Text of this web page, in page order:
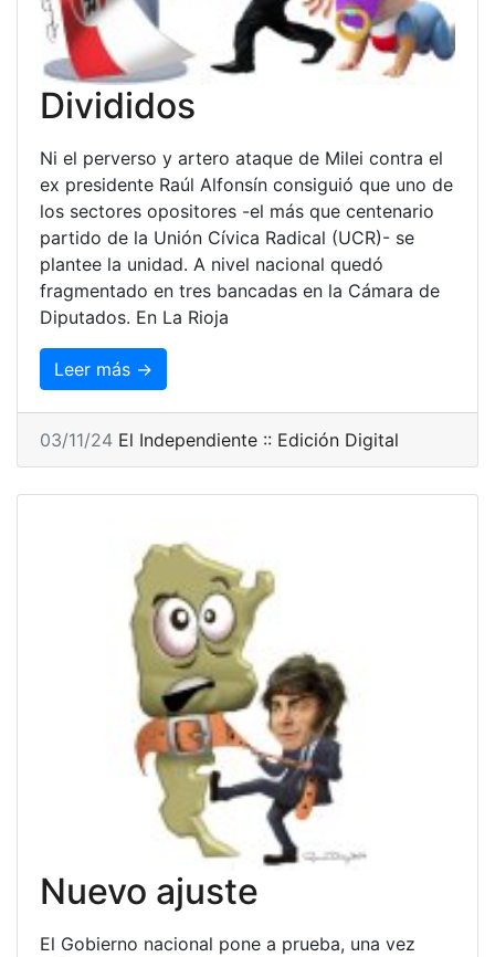
Divididos
Ni el perverso y artero ataque de Milei contra el
ex presidente Raúl Alfonsín consiguió que uno de
los sectores opositores -el más que centenario
partido de la Unión Cívica Radical (UCR)- se
plantee la unidad. A nivel nacional quedó
fragmentado en tres bancadas en la Cámara de
Diputados. En La Rioja
Leer más →
03/11/24 El Independiente :: Edición Digital
Nuevo ajuste
El Gobierno nacional pone a prueba, una vez